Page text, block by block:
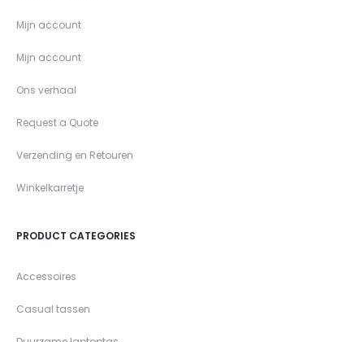
Mijn account
Mijn account
Ons verhaal
Request a Quote
Verzending en Retouren
Winkelkarretje
PRODUCT CATEGORIES
Accessoires
Casual tassen